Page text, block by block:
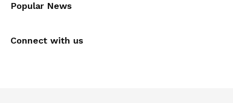
Popular News
Connect with us